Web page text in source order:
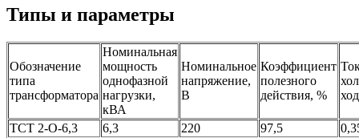
Типы и параметры
Обозначение
типа
трансформатора
Номинальная
мощность
однофазной
нагрузки,
кВА
Номинальное
напряжение,
В
Коэффициент
полезного
действия, %
ТСТ 2-О-6,3 6,3 220 97,5